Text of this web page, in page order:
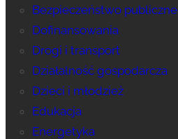
Bezpieczeństwo publiczne
Dofinansowania
Drogi i transport
Działalność gospodarcza
Dzieci i młodzież
Edukacja
Energetyka